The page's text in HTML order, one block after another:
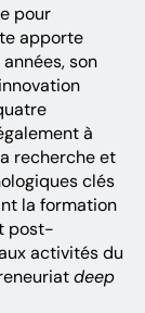
pour
apporte
son
à
recherche et
clés
la formation
post-
activités du
deep